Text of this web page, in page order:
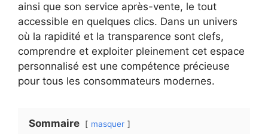
ainsi que son service après-vente, le tout
accessible en quelques clics. Dans un univers
où la rapidité et la transparence sont clefs,
comprendre et exploiter pleinement cet espace
personnalisé est une compétence précieuse
pour tous les consommateurs modernes.
Sommaire masquer